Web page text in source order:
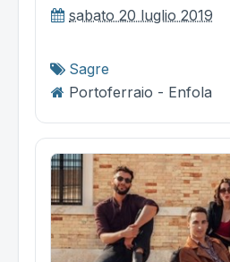
sabato 20 luglio 2019
Sagre
Portoferraio - Enfola